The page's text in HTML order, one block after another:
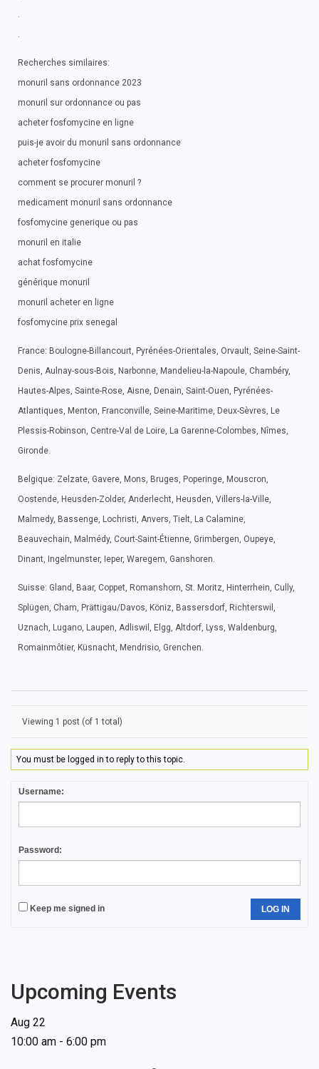
.
.
Recherches similaires:
monuril sans ordonnance 2023
monuril sur ordonnance ou pas
acheter fosfomycine en ligne
puis-je avoir du monuril sans ordonnance
acheter fosfomycine
comment se procurer monuril ?
medicament monuril sans ordonnance
fosfomycine generique ou pas
monuril en italie
achat fosfomycine
générique monuril
monuril acheter en ligne
fosfomycine prix senegal
France: Boulogne-Billancourt, Pyrénées-Orientales, Orvault, Seine-Saint-
Denis, Aulnay-sous-Bois, Narbonne, Mandelieu-la-Napoule, Chambéry,
Hautes-Alpes, Sainte-Rose, Aisne, Denain, Saint-Ouen, Pyrénées-
Atlantiques, Menton, Franconville, Seine-Maritime, Deux-Sèvres, Le
Plessis-Robinson, Centre-Val de Loire, La Garenne-Colombes, Nîmes,
Gironde.
Belgique: Zelzate, Gavere, Mons, Bruges, Poperinge, Mouscron,
Oostende, Heusden-Zolder, Anderlecht, Heusden, Villers-la-Ville,
Malmedy, Bassenge, Lochristi, Anvers, Tielt, La Calamine,
Beauvechain, Malmédy, Court-Saint-Étienne, Grimbergen, Oupeye,
Dinant, Ingelmunster, Ieper, Waregem, Ganshoren.
Suisse: Gland, Baar, Coppet, Romanshorn, St. Moritz, Hinterrhein, Cully,
Splügen, Cham, Prättigau/Davos, Köniz, Bassersdorf, Richterswil,
Uznach, Lugano, Laupen, Adliswil, Elgg, Altdorf, Lyss, Waldenburg,
Romainmôtier, Küsnacht, Mendrisio, Grenchen.
Viewing 1 post (of 1 total)
You must be logged in to reply to this topic.
Username:
Password:
Keep me signed in LOG IN
Upcoming Events
Aug 22
10:00 am - 6:00 pm